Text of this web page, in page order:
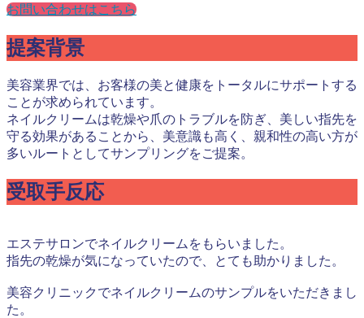
お問い合わせはこちら
提案背景
美容業界では、お客様の美と健康をトータルにサポートする
ことが求められています。
ネイルクリームは乾燥や爪のトラブルを防ぎ、美しい指先を
守る効果があることから、美意識も高く、親和性の高い方が
多いルートとしてサンプリングをご提案。
受取手反応
エステサロンでネイルクリームをもらいました。
指先の乾燥が気になっていたので、とても助かりました。
美容クリニックでネイルクリームのサンプルをいただきまし
た。